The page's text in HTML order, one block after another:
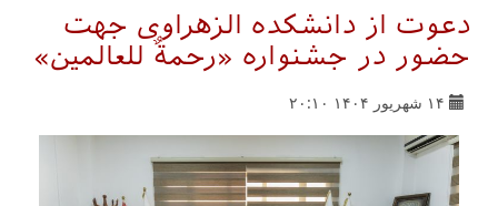
دعوت از دانشکده الزهراوی جهت
حضور در جشنواره «رحمةٌ للعالمین»
۱۴ شهریور ۱۴۰۴ ۲۰:۱۰